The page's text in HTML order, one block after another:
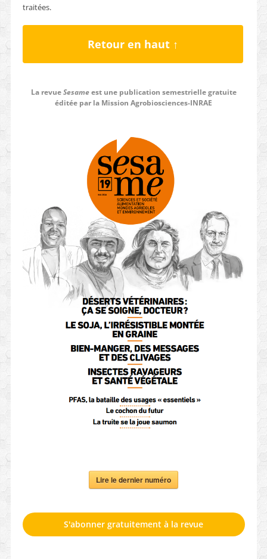
traitées.
Retour en haut ↑
La revueSesameest une publication semestrielle gratuite
éditée par la Mission Agrobiosciences-INRAE
Lire le dernier numéro
S'abonner gratuitement à la revue